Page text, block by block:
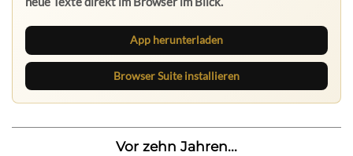
App herunterladen
Browser Suite installieren
Vor zehn Jahren...